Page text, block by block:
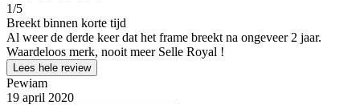
1/5
Breekt binnen korte tijd
Al weer de derde keer dat het frame breekt na ongeveer 2 jaar.
Waardeloos merk, nooit meer Selle Royal !
Lees hele review
Pewiam
19 april 2020